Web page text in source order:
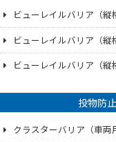
ビューレイルバリア（
ビューレイルバリア（
ビューレイルバリア（
投物防
クラスターバリア（車両